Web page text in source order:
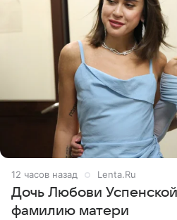
12 часов назад Lenta.Ru
Дочь Любови
фамилию матери